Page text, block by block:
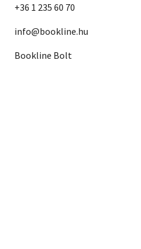
+36 1 235 60 70
info@bookline.hu
Bookline Bolt